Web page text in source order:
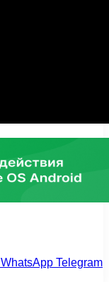
WhatsApp Telegram